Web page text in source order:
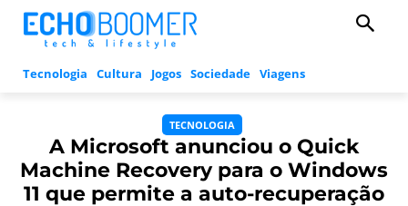
Tecnologia Cultura Jogos Sociedade Viagens
TECNOLOGIA
A Microsoft anunciou o Quick
Machine Recovery para o Windows
11 que permite a auto-recuperação